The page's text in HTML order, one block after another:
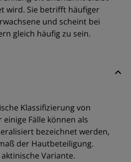
wird. Sie betrifft häufiger
und scheint bei
gleich häufig zu sein.
Klassifizierung von
Fälle können als
bezeichnet werden,
der Hautbeteiligung.
Variante.